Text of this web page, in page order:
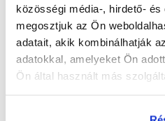
közösségi média-, hirdető-
megosztjuk az Ön
adatait, akik kombinálhatják
adatokkal, amelyeket Ön
Ön által használt más
Friss baromfi (25%), rizs, árpa,
répapép, állati zsírok, hidrolizált
borsó, szárított sörélesztő (0,1%
glükán), halolajok, kolosztrum
kivonat (0,1%), kálium-klorid, cikória